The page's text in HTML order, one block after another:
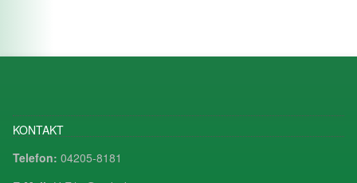
KONTAKT
Telefon: 04205-8181